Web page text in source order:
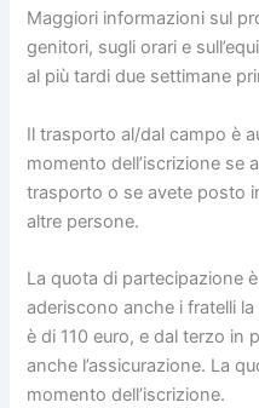
Maggiori informazioni sul
genitori, sugli orari e
al più tardi due settimane
Il trasporto al/dal campo è
momento dell’iscrizione se
trasporto o se avete posto
altre persone.
La quota di partecipazione
aderiscono anche i fratelli
è di 110 euro, e dal terzo in
anche l’assicurazione. La
momento dell’iscrizione.